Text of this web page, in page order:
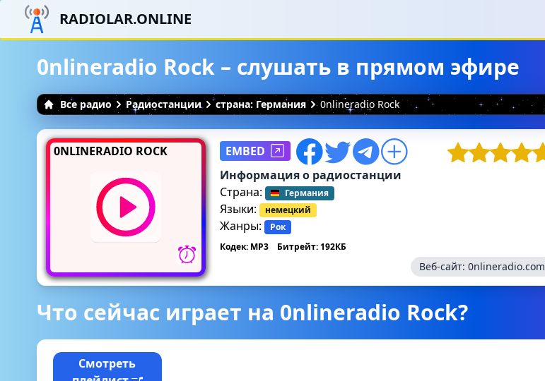
RADIOLAR.ONLINE
0nlineradio Rock – слушать в прямом эфире
Все радио Радиостанции страна: Германия 0nlineradio Rock
0NLINERADIO ROCK
EMBED
Информация о радиостанции
Страна:
Германия
Языки: немецкий
Жанры:
Рок
Кодек: MP3
Битрейт: 192КБ
Веб-сайт: 0nlineradio.com
Что сейчас играет на 0nlineradio Rock?
Смотреть